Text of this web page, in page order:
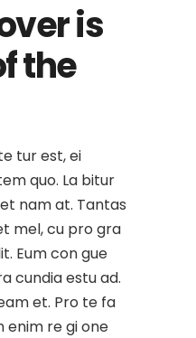
is
the
tur est, ei
quo. La bitur
nam at. Tantas
mel, cu pro gra
Eum con gue
cundia estu ad.
et. Pro te fa
enim re gi one